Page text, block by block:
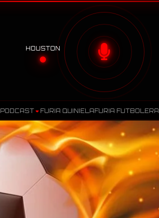
HOUSTON
PODCAST FURIA QUINIELAFURIA FUTBOLERA